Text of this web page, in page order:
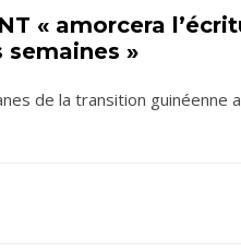
« amorcera
»
de la transition guinéenne